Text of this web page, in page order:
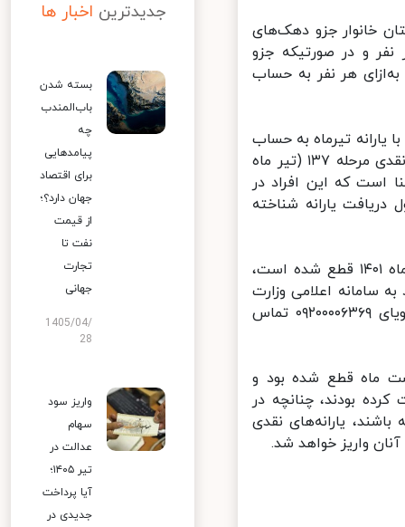
خانوار جزو دهک‌های
تومان به‌ازای هر نفر و در صورتیکه جزو
۳۰۰ هزار تومان ماهانه به‌ازای هر نفر به حساب
تیرماه به حساب
این سرپرستان خانوار واریز خواهد شد. درصورتیکه در زمان پرداخت یارانه نقدی مرحله ۱۳۷ (تیر ماه
است که این افراد در
۱۰ قرار گرفته و مشمول دریافت یارانه شناخته
معترضان به دهک‌بندی اعلام شده یا افرادی که یارانه آنان از اردیبهشت ماه ۱۴۰۱ قطع شده است،
اعلامی وزارت
مذکور به آدرس https://hemayat.mcls.gov.ir مراجعه نموده یا با تلفن گویای ۰۹۲۰۰۰۰۶۳۶۹ تماس
ماه قطع شده بود و
بودند، چنانچه در
یارانه‌های نقدی
واریز خواهد شد.
جدیدترین اخبار ها
بسته شدن
باب‌المندب
چه
پیامدهایی
برای اقتصاد
جهان دارد؟؛
از قیمت
نفت تا
تجارت
جهانی
1405/04/
28
واریز سود
سهام
عدالت در
تیر ۱۴۰۵؛
آیا پرداخت
جدیدی در